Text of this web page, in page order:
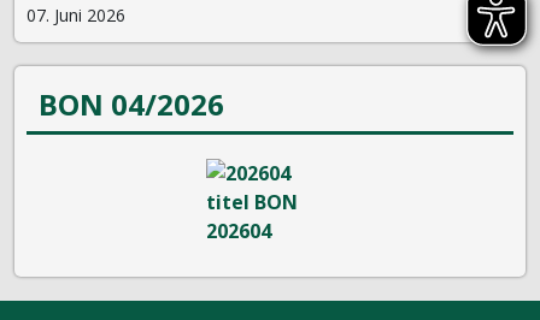
07. Juni 2026
BON 04/2026